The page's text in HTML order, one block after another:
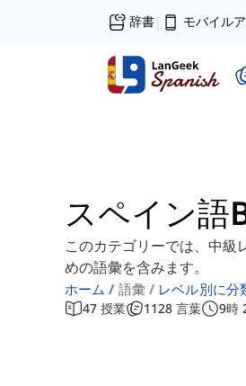
辞書| モバイル
スペイン語
このカテゴリーでは、中級
めの語彙を含みます。
ホーム 語彙 レベル別に分
47 授業 1128 言葉 9時